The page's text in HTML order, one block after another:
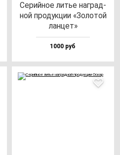
Серий­ное литье наг­рад­
ной про­дук­ции «Золо­той
лан­цет»
1000 руб